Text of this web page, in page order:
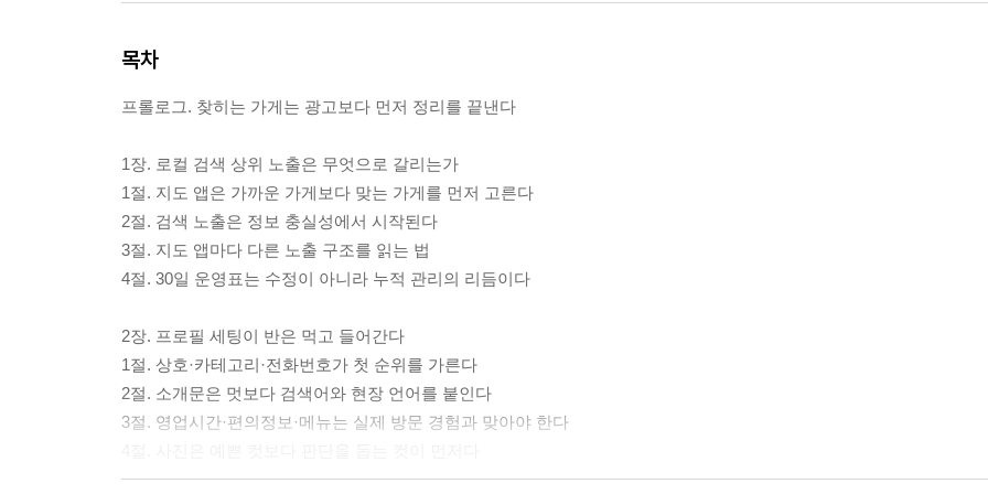
목차
프롤로그. 찾히는 가게는 광고보다 먼저 정리를 끝낸다
1장. 로컬 검색 상위 노출은 무엇으로 갈리는가
1절. 지도 앱은 가까운 가게보다 맞는 가게를 먼저 고른다
2절. 검색 노출은 정보 충실성에서 시작된다
3절. 지도 앱마다 다른 노출 구조를 읽는 법
4절. 30일 운영표는 수정이 아니라 누적 관리의 리듬이다
2장. 프로필 세팅이 반은 먹고 들어간다
1절. 상호·카테고리·전화번호가 첫 순위를 가른다
2절. 소개문은 멋보다 검색어와 현장 언어를 붙인다
3절. 영업시간·편의정보·메뉴는 실제 방문 경험과 맞아야 한다